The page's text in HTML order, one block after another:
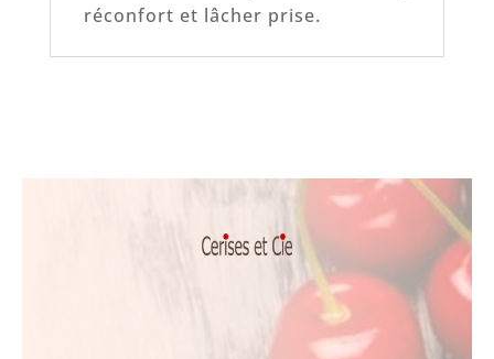
réconfort et lâcher prise.